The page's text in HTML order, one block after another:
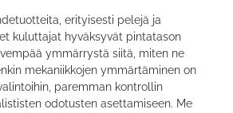
erityisesti pelejä ja
kuluttajat hyväksyvät pintatason
ymmärrystä siitä, miten ne
mekaniikkojen ymmärtäminen on
paremman kontrollin
odotusten asettamiseen. Me